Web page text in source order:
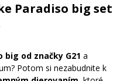
Paradiso big set
big od značky G21 a
Potom si nezabudnite k